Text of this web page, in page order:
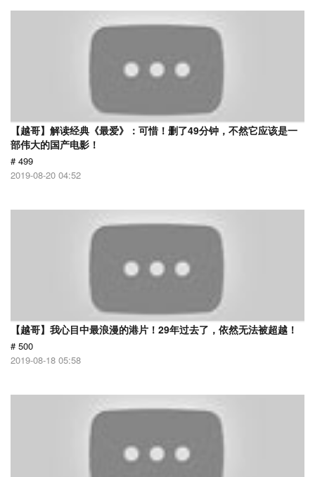
【越哥】解读经典《最爱》：可惜！删了49分钟，不然它应该是一
部伟大的国产电影！
# 499
2019-08-20 04:52
【越哥】我心目中最浪漫的港片！29年过去了，依然无法被超越！
# 500
2019-08-18 05:58